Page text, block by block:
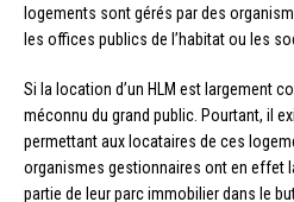
logements sont gérés par des
les offices publics de l’habitat ou les
Si la location d’un HLM est largement
méconnu du grand public. Pourtant, il
permettant aux locataires de ces
organismes gestionnaires ont en effet
partie de leur parc immobilier dans le